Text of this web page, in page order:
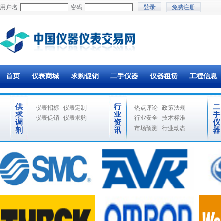
用户名 密码 免费注册
首页 仪表商城 求购促销 二手仪器 仪器租赁 工程信息
供
求
调
剂
仪表招标 仪表定制
仪表促销
仪表求购
行
业
资
讯
热点评论 政策法规
行业安全
技术标准
市场预测
行业动态
二
手
仪
器